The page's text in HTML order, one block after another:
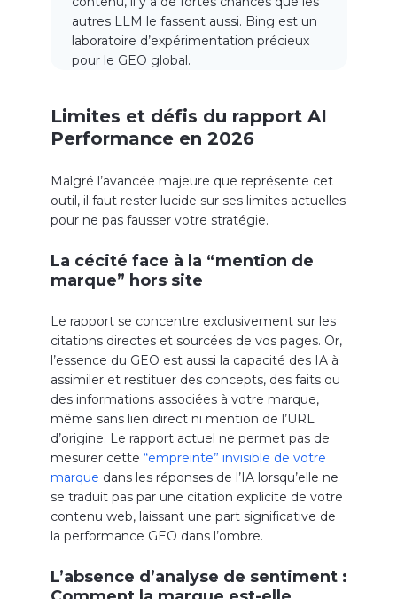
autres LLM le fassent aussi. Bing est un
laboratoire d’expérimentation précieux
pour le GEO global.
Limites et défis du rapport AI
Performance en 2026
Malgré l’avancée majeure que représente cet
outil, il faut rester lucide sur ses limites actuelles
pour ne pas fausser votre stratégie.
La cécité face à la “mention de
marque” hors site
Le rapport se concentre exclusivement sur les
citations directes et sourcées de vos pages. Or,
l’essence du GEO est aussi la capacité des IA à
assimiler et restituer des concepts, des faits ou
des informations associées à votre marque,
même sans lien direct ni mention de l’URL
d’origine. Le rapport actuel ne permet pas de
mesurer cette “empreinte” invisible de votre
marque dans les réponses de l’IA lorsqu’elle ne
se traduit pas par une citation explicite de votre
contenu web, laissant une part significative de
la performance GEO dans l’ombre.
L’absence d’analyse de sentiment :